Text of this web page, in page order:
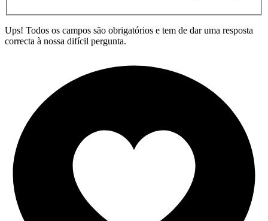
Ups! Todos os campos são obrigatórios e tem de dar uma resposta
correcta à nossa difícil pergunta.